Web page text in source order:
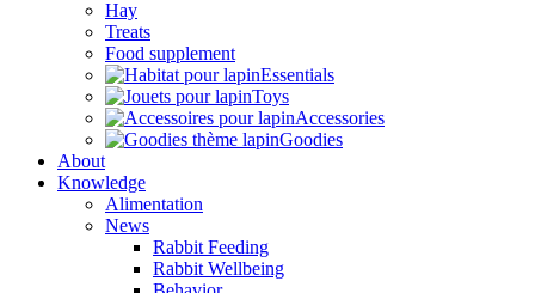
Hay
Treats
Food supplement
Essentials
Toys
Accessories
Goodies
About
Knowledge
Alimentation
News
Rabbit Feeding
Rabbit Wellbeing